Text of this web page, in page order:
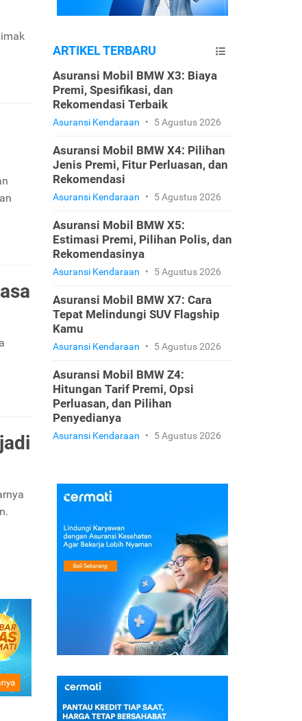
ARTIKEL TERBARU
Asuransi Mobil BMW X3: Biaya
Premi, Spesifikasi, dan
Rekomendasi Terbaik
Asuransi Kendaraan • 5 Agustus 2026
Asuransi Mobil BMW X4: Pilihan
Jenis Premi, Fitur Perluasan, dan
Rekomendasi
Asuransi Kendaraan • 5 Agustus 2026
Asuransi Mobil BMW X5:
Estimasi Premi, Pilihan Polis, dan
Rekomendasinya
Asuransi Kendaraan • 5 Agustus 2026
Asuransi Mobil BMW X7: Cara
Tepat Melindungi SUV Flagship
Kamu
Asuransi Kendaraan • 5 Agustus 2026
Asuransi Mobil BMW Z4:
Hitungan Tarif Premi, Opsi
Perluasan, dan Pilihan
Penyedianya
Asuransi Kendaraan • 5 Agustus 2026